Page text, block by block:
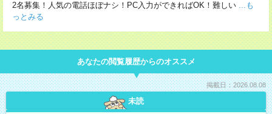
2名募集！人気の電話ほぼナシ！PC入力ができればOK！難しい ...も
っとみる
あなたの閲覧履歴からのオススメ
掲載日：2026.08.08
未読